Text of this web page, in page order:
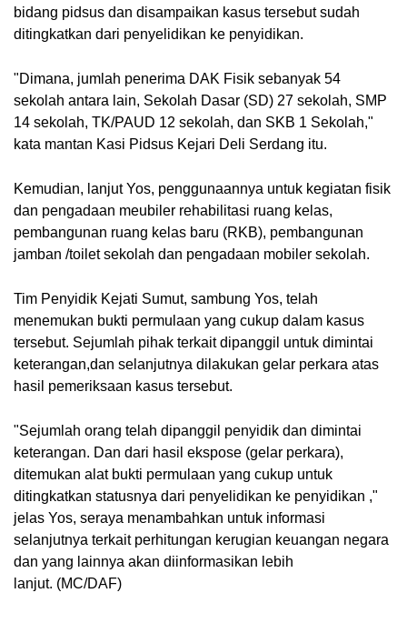
bidang pidsus dan disampaikan kasus tersebut sudah
ditingkatkan dari penyelidikan ke penyidikan.
"Dimana, jumlah penerima DAK Fisik sebanyak 54
sekolah antara lain, Sekolah Dasar (SD) 27 sekolah, SMP
14 sekolah, TK/PAUD 12 sekolah, dan SKB 1 Sekolah,"
kata mantan Kasi Pidsus Kejari Deli Serdang itu.
Kemudian, lanjut Yos, penggunaannya untuk kegiatan fisik
dan pengadaan meubiler rehabilitasi ruang kelas,
pembangunan ruang kelas baru (RKB), pembangunan
jamban /toilet sekolah dan pengadaan mobiler sekolah.
Tim Penyidik Kejati Sumut, sambung Yos, telah
menemukan bukti permulaan yang cukup dalam kasus
tersebut. Sejumlah pihak terkait dipanggil untuk dimintai
keterangan,dan selanjutnya dilakukan gelar perkara atas
hasil pemeriksaan kasus tersebut.
"Sejumlah orang telah dipanggil penyidik dan dimintai
keterangan. Dan dari hasil ekspose (gelar perkara),
ditemukan alat bukti permulaan yang cukup untuk
ditingkatkan statusnya dari penyelidikan ke penyidikan ,"
jelas Yos, seraya menambahkan untuk informasi
selanjutnya terkait perhitungan kerugian keuangan negara
dan yang lainnya akan diinformasikan lebih
lanjut. (MC/DAF)